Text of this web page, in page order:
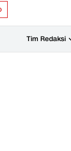
Tim Redaksi